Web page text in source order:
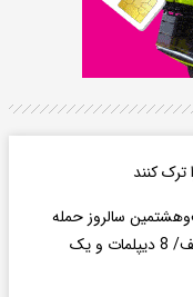
ترک کنند
سالروز حمله
طالبان به کنسولگری ایران در مزار شریف/ 8 دیپلمات و یک